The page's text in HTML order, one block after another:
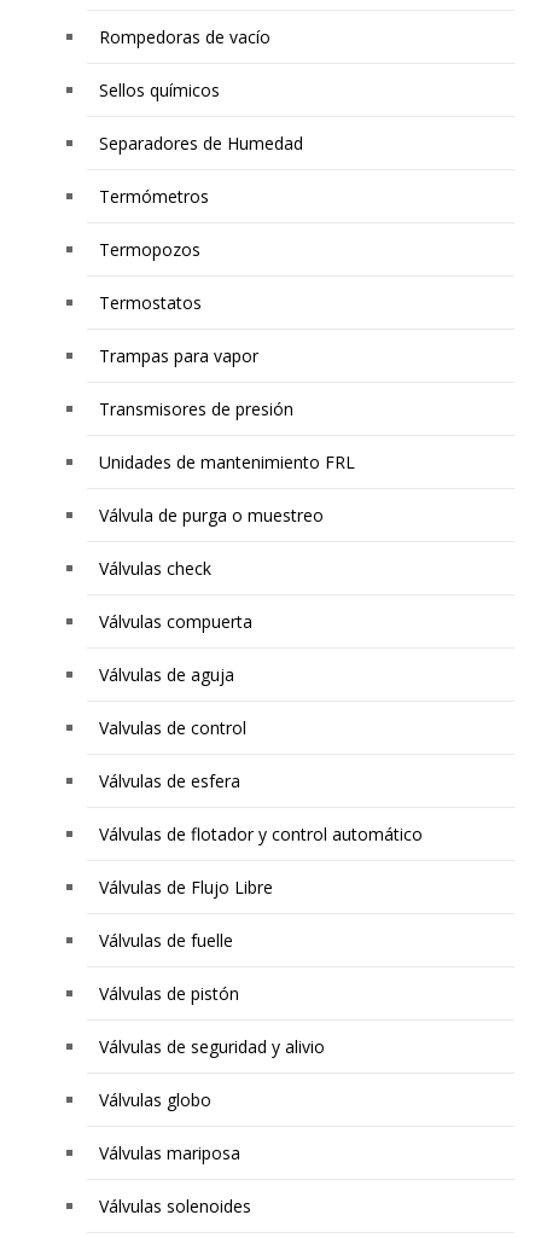
Rompedoras de vacío
Sellos químicos
Separadores de Humedad
Termómetros
Termopozos
Termostatos
Trampas para vapor
Transmisores de presión
Unidades de mantenimiento FRL
Válvula de purga o muestreo
Válvulas check
Válvulas compuerta
Válvulas de aguja
Valvulas de control
Válvulas de esfera
Válvulas de flotador y control automático
Válvulas de Flujo Libre
Válvulas de fuelle
Válvulas de pistón
Válvulas de seguridad y alivio
Válvulas globo
Válvulas mariposa
Válvulas solenoides